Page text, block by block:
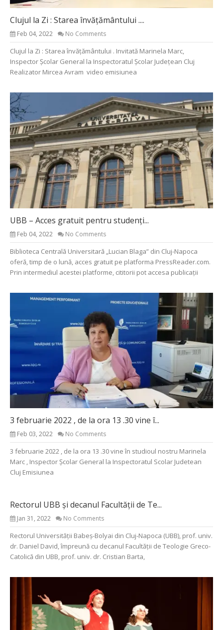
Clujul la Zi : Starea învățământului ....
Feb 04, 2022 No Comments
Clujul la Zi : Starea învățământului . Invitată Marinela Marc,
Inspector Școlar General la Inspectoratul Școlar Județean Cluj
Realizator Mircea Avram video emisiunea
UBB – Acces gratuit pentru studenți...
Feb 04, 2022 No Comments
Biblioteca Centrală Universitară „Lucian Blaga” din Cluj-Napoca
oferă, timp de o lună, acces gratuit pe platforma PressReader.com.
Prin intermediul acestei platforme, cititorii pot accesa publicații
3 februarie 2022 , de la ora 13 .30 vine î...
Feb 03, 2022 No Comments
3 februarie 2022 , de la ora 13 .30 vine în studioul nostru Marinela
Marc , Inspector Școlar General la Inspectoratul Scolar Judetean
Cluj Emisiunea
Rectorul UBB și decanul Facultății de Te...
Jan 31, 2022 No Comments
Rectorul Universității Babeș-Bolyai din Cluj-Napoca (UBB), prof. univ.
dr. Daniel David, împreună cu decanul Facultății de Teologie Greco-
Catolică din UBB, prof. univ. dr. Cristian Barta,